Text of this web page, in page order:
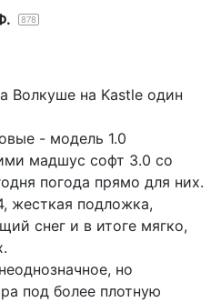
878
Волкуше на Kastle один
- модель 1.0
мадшус софт 3.0 со
погода прямо для них.
жесткая подложка,
снег и в итоге мягко,
но
под более плотную